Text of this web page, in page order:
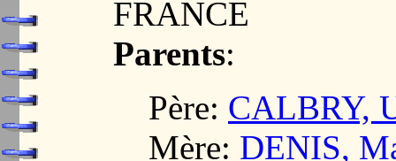
FRANCE
Parents:
Père: CALBRY,
Mère: DENIS,